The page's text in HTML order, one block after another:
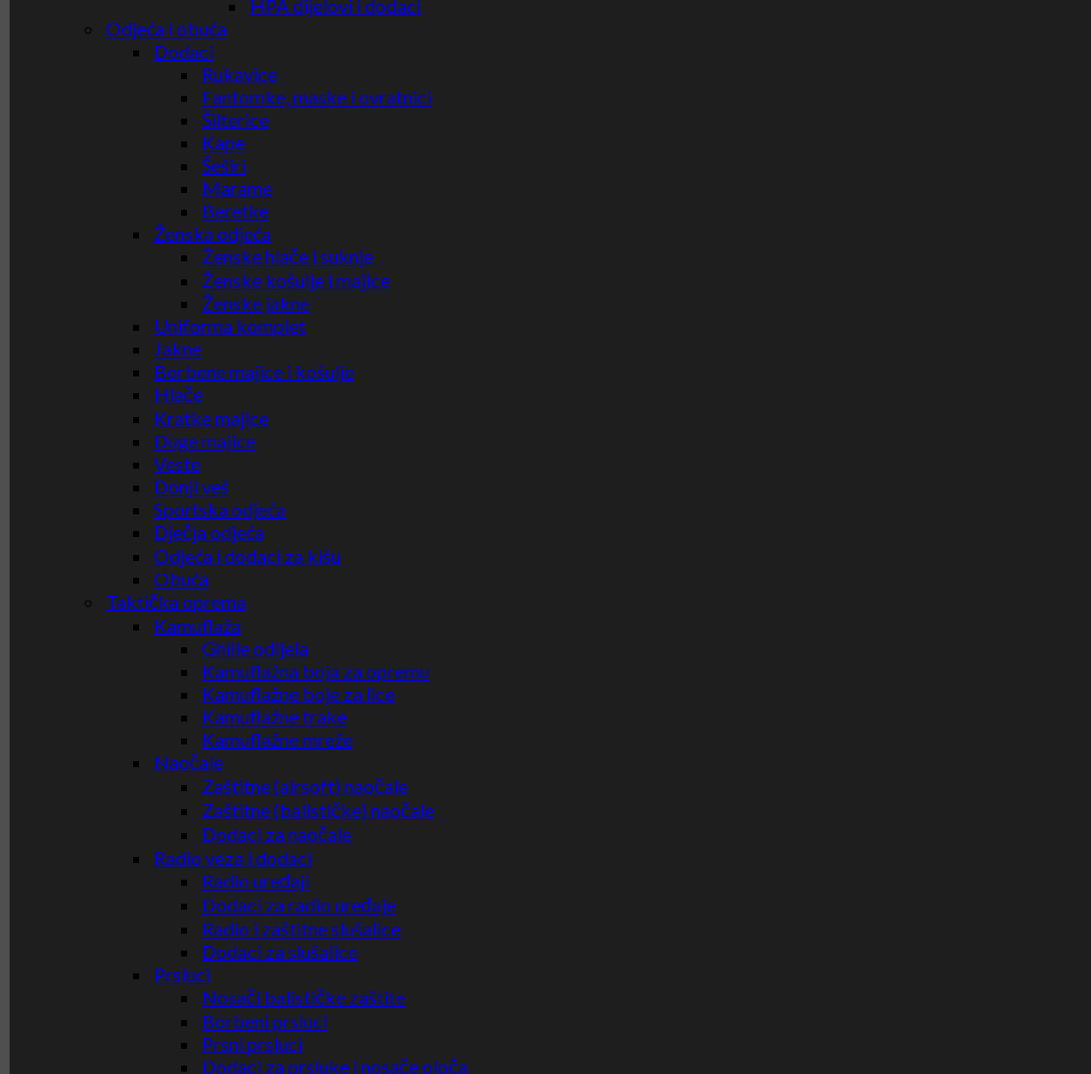
HPA dijelovi i dodaci
Odjeća i obuća
Dodaci
Rukavice
Fantomke, maske i ovratnici
Šilterice
Kape
Šeširi
Marame
Beretke
Ženska odjeća
Ženske hlače i suknje
Ženske košulje i majice
Ženske jakne
Uniforma komplet
Jakne
Borbene majice i košulje
Hlače
Kratke majice
Duge majice
Veste
Donji veš
Sportska odjeća
Dječja odjeća
Odjeća i dodaci za kišu
Obuća
Taktička oprema
Kamuflaža
Ghille odijela
Kamuflažna boja za opremu
Kamuflažne boje za lice
Kamuflažne trake
Kamuflažne mreže
Naočale
Zaštitne (airsoft) naočale
Zaštitne (balističke) naočale
Dodaci za naočale
Radio veza i dodaci
Radio uređaji
Dodaci za radio uređaje
Radio i zaštitne slušalice
Dodaci za slušalice
Prsluci
Nosači balističke zaštite
Borbeni prsluci
Prsni prsluci
Dodaci za prsluke i nosače ploča